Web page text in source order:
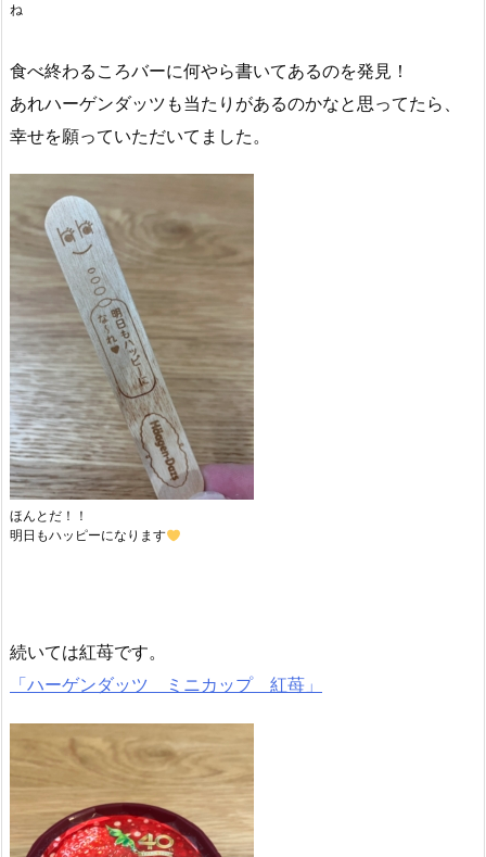
ね
食べ終わるころバーに何やら書いてあるのを発見！
あれハーゲンダッツも当たりがあるのかなと思ってたら、
幸せを願っていただいてました。
ほんとだ！！
明日もハッピーになります
続いては紅苺です。
「ハーゲンダッツ ミニカップ 紅苺」